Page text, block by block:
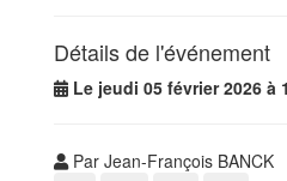
Détails de l'événement
Le jeudi 05 février 2026 à
Par Jean-François BANCK